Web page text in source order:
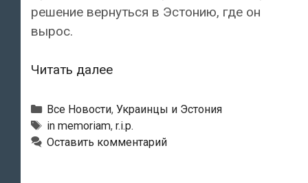
решение вернуться в Эстонию, где он
вырос.
Читать далееСкончался
Иван
Христенко
(о.
Рубрики
Все Новости, Украинцы и Эстония
Метки
in memoriam, r.i.p.
Оставить комментарий